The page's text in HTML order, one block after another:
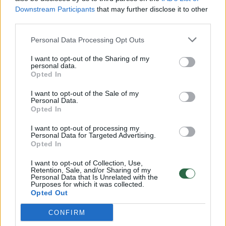
Downstream Participants that may further disclose it to other
Personal Data Processing Opt Outs
I want to opt-out of the Sharing of my
personal data.
Opted In
I want to opt-out of the Sale of my
Personal Data.
Opted In
I want to opt-out of processing my
Personal Data for Targeted Advertising.
Opted In
I want to opt-out of Collection, Use,
Retention, Sale, and/or Sharing of my
Personal Data that Is Unrelated with the
Purposes for which it was collected.
Opted Out
CONFIRM
32 laipsnių šilumos
Žinios | Orai
00:15:54
V. Zalužno pasisakymą laiko bandymu įsitvirtinti
Ukrainos politikoje: jis yra neteisus
Laidos Nauja diena
Nufilmavo, kaip patvino Vilniaus Vakarinis aplinkkelis:
vaizdas pribloškia
Žinios | Lietuvos diena
Visi įrašai